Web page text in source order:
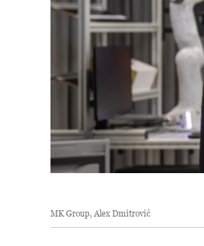
MK Group, Alex Dmitrović